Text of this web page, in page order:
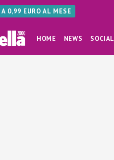
0,99 EURO AL MESE
HOME NEWS SOCIAL